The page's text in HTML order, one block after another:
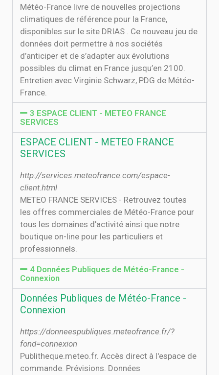
Météo-France livre de nouvelles projections
climatiques de référence pour la France,
disponibles sur le site DRIAS . Ce nouveau jeu de
données doit permettre à nos sociétés
d’anticiper et de s’adapter aux évolutions
possibles du climat en France jusqu’en 2100.
Entretien avec Virginie Schwarz, PDG de Météo-
France.
3 ESPACE CLIENT - METEO FRANCE
SERVICES
ESPACE CLIENT - METEO FRANCE
SERVICES
http://services.meteofrance.com/espace-
client.html
METEO FRANCE SERVICES - Retrouvez toutes
les offres commerciales de Météo-France pour
tous les domaines d'activité ainsi que notre
boutique on-line pour les particuliers et
professionnels.
4 Données Publiques de Météo-France -
Connexion
Données Publiques de Météo-France -
Connexion
https://donneespubliques.meteofrance.fr/?
fond=connexion
Publitheque.meteo.fr. Accès direct à l'espace de
commande. Prévisions. Données